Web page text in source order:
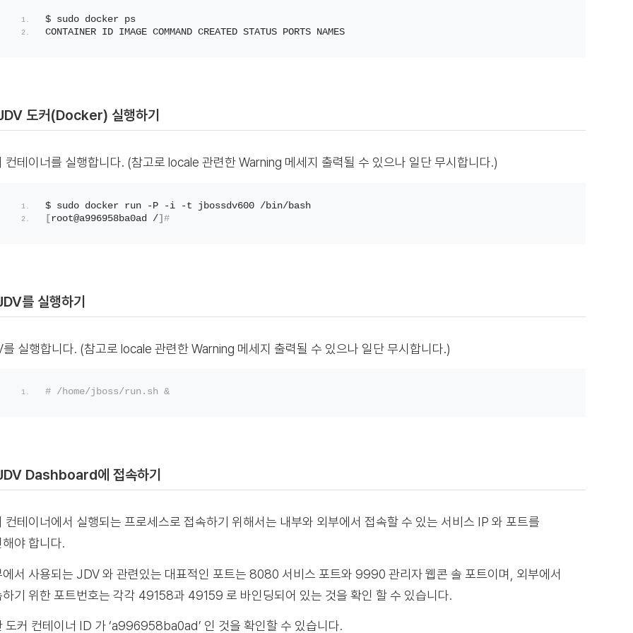
$ sudo docker ps
CONTAINER ID IMAGE COMMAND CREATED STATUS PORTS NAMES
도커(Docker) 실행하기
컨테이너를 실행합니다. (참고로 locale 관련한 Warning 메세지 출력될 수 있으나 일단 무시합니다.)
$ sudo docker run -P -i -t jbossdv600 /bin/bash
[root@a996958ba0ad /] #
를 실행하기
실행합니다. (참고로 locale 관련한 Warning 메세지 출력될 수 있으나 일단 무시합니다.)
# /home/jboss/run.sh &
Dashboard에 접속하기
컨테이너에서 실행되는 프로세스로 접속하기 위해서는 내부와 외부에서 접속할 수 있는 서비스 IP 와 포트를
야 합니다.
에서 사용되는 JDV 와 관련있는 대표적인 포트는 8080 서비스 포트와 9990 관리자 웹콘 솔 포트이며, 외부에서
하기 위한 포트번호는 각각 49158과 49159 로 바인딩되어 있는 것을 확인 할 수 있습니다.
도커 컨테이너 ID 가 ‘a996958ba0ad’ 인 것을 확인할 수 있습니다.